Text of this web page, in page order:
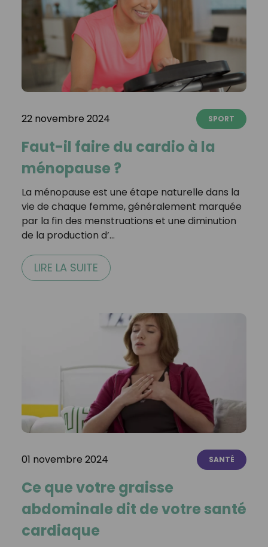
22 novembre 2024 SPORT
Faut-il faire du cardio à la
ménopause ?
La ménopause est une étape naturelle dans la
vie de chaque femme, généralement marquée
par la fin des menstruations et une diminution
de la production d’…
LIRE LA SUITE
01 novembre 2024 SANTÉ
Ce que votre graisse
abdominale dit de votre santé
cardiaque